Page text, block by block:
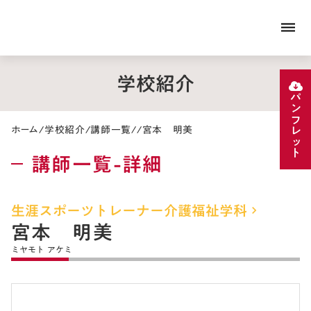
学校紹介
ホーム/学校紹介/講師一覧//宮本 明美
講師一覧-詳細
生涯スポーツトレーナー介護福祉学科 keyboard_arrow_right
宮本 明美
ミヤモト アケミ
パンフレット
dehaze